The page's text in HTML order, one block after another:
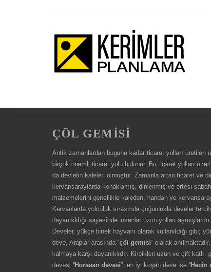
ÇÖL GEMİSİ
Antik zamanlardan bugüne kadar ticaret yolları üretilen
birçok önemli ticaret yolu bulunur. Bu ticaret yolları
da devletin kaleleri olmuştur. Zamanla artan ticaret ve
kervansaraylarda konaklamış, dinlenmiş ve ertesi
malzemelerini genellikle kaleden, handan ve
Kervanlarda yolculuk sırasında çoğunlukla develer
dayanıklılığı sayesinde insanlar uzun yolları aşmışlardır.
Develer, yükçe binek hayvanı olarak kullanıldığı gibi;
deve, Araplar arasında “çöl gemisi” olarak
kalmaya karşı dayanıklıdır. Kirpikleri uzun ve çift
devesi “Horasan devesi”, en iyi koşan deve ise “Hecin